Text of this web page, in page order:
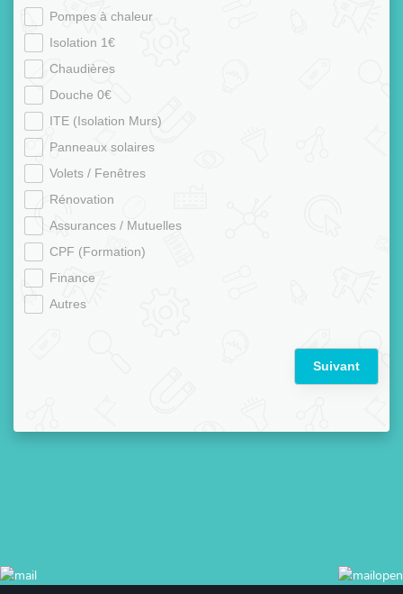
Pompes à chaleur
Isolation 1€
Chaudières
Douche 0€
ITE (Isolation Murs)
Panneaux solaires
Volets / Fenêtres
Rénovation
Assurances / Mutuelles
CPF (Formation)
Finance
Autres
Suivant